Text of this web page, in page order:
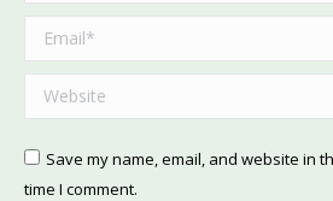
Email *
Website
Save my name, email, and website in
time I comment.